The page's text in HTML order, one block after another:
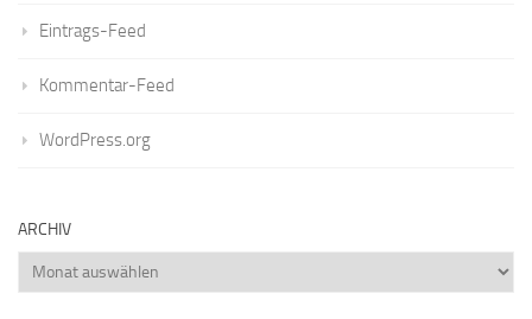
Eintrags-Feed
Kommentar-Feed
WordPress.org
ARCHIV
Archiv